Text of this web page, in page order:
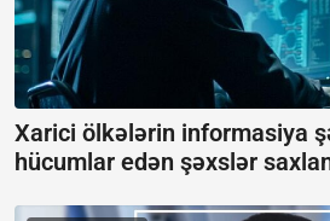
Xarici ölkələrin informasiya
hücumlar edən şəxslər